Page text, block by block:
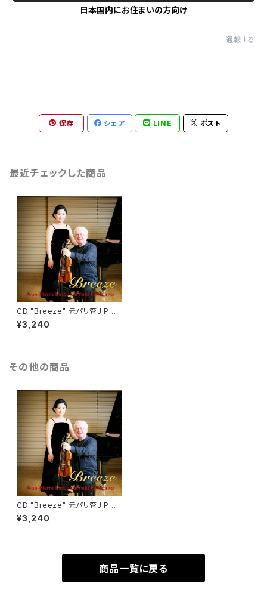
日本国内にお住まいの方向け
通報する
保存 シェア LINE ポスト
最近チェックした商品
CD "Breeze" 元パリ管J.P.ラ
クール＆長谷川ゆき ヴァイオ
リンソナタ集
¥3,240
その他の商品
CD "Breeze" 元パリ管J.P.ラ
クール＆長谷川ゆき ヴァイオ
リンソナタ集
¥3,240
商品一覧に戻る